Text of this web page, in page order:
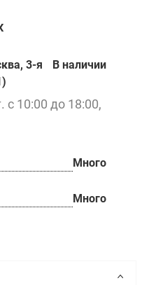
3-я
В наличии
10:00 до 18:00,
Много
Много